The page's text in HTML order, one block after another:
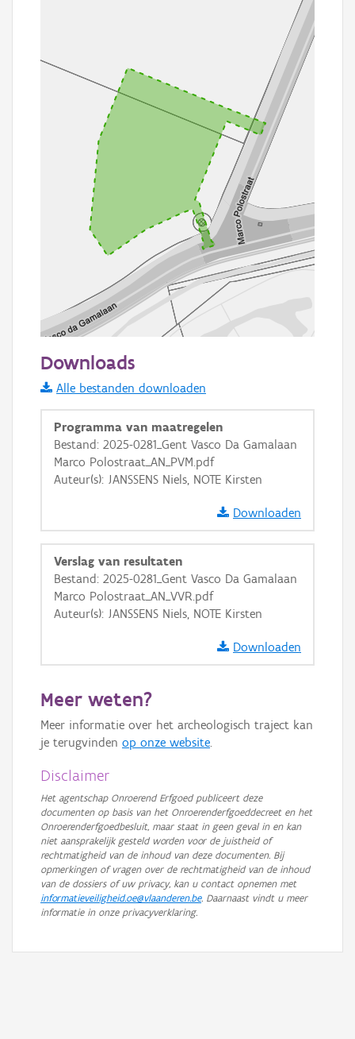
Informatie Vlaanderen
i
+ −
Basis Lagen
OSM-Basiskaart
GRB-Basiskaart
GRB-Basiskaart in grijswaarden
Downloads
Alle bestanden downloaden
Programma van maatregelen
Bestand: 2025-0281_Gent Vasco Da Gamalaan
Marco Polostraat_AN_PVM.pdf
Auteur(s): JANSSENS Niels, NOTE Kirsten
Downloaden
Verslag van resultaten
Bestand: 2025-0281_Gent Vasco Da Gamalaan
Marco Polostraat_AN_VVR.pdf
Auteur(s): JANSSENS Niels, NOTE Kirsten
Downloaden
Meer weten?
Meer informatie over het archeologisch traject kan
je terugvinden op onze website.
Disclaimer
Het agentschap Onroerend Erfgoed publiceert deze
documenten op basis van het Onroerenderfgoeddecreet en het
Onroerenderfgoedbesluit, maar staat in geen geval in en kan
niet aansprakelijk gesteld worden voor de juistheid of
rechtmatigheid van de inhoud van deze documenten. Bij
opmerkingen of vragen over de rechtmatigheid van de inhoud
van de dossiers of uw privacy, kan u contact opnemen met
informatieveiligheid.oe@vlaanderen.be. Daarnaast vindt u meer
informatie in onze privacyverklaring.